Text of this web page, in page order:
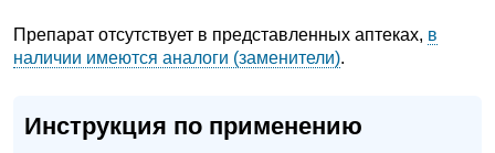
Препарат отсутствует в представленных аптеках, в
наличии имеются аналоги (заменители).
Инструкция по применению